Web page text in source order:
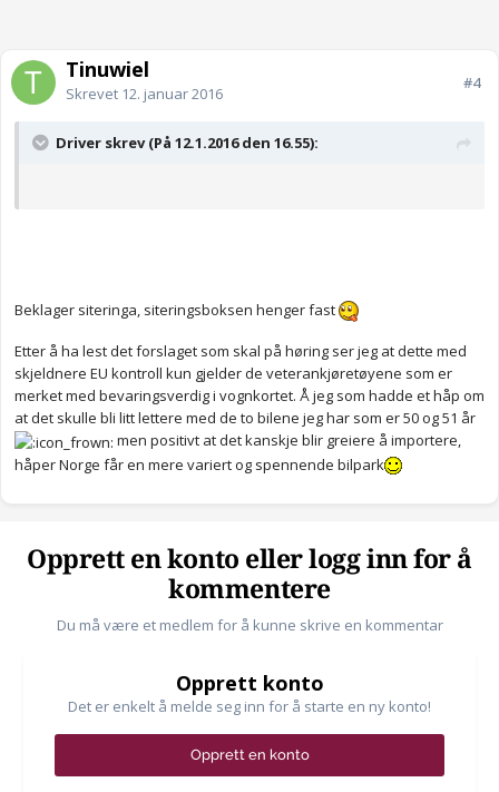
Tinuwiel
Skrevet 12. januar 2016
#4
Driver skrev (På 12.1.2016 den 16.55):
Beklager siteringa, siteringsboksen henger fast
Etter å ha lest det forslaget som skal på høring ser jeg at dette med
skjeldnere EU kontroll kun gjelder de veterankjøretøyene som er
merket med bevaringsverdig i vognkortet. Å jeg som hadde et håp om
at det skulle bli litt lettere med de to bilene jeg har som er 50 og 51 år
men positivt at det kanskje blir greiere å importere,
håper Norge får en mere variert og spennende bilpark
Opprett en konto eller logg inn for å
kommentere
Du må være et medlem for å kunne skrive en kommentar
Opprett konto
Det er enkelt å melde seg inn for å starte en ny konto!
Opprett en konto